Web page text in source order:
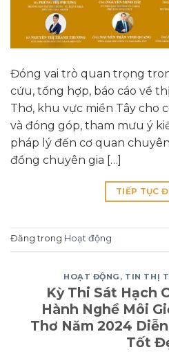
Đóng vai trò quan trọng
cứu, tổng hợp, báo cáo về
Thơ, khu vực miền Tây cho
và đóng góp, tham mưu ý
pháp lý đến cơ quan
đồng chuyên gia […]
TIẾP TỤC
Đăng trong Hoạt động
HOẠT ĐỘNG , TIN THỊ
Kỳ Thi Sát Hạch
Hành Nghề Môi
Thơ Năm 2024
Tốt